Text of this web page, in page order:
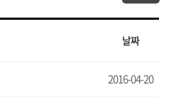
날짜
2016-04-20